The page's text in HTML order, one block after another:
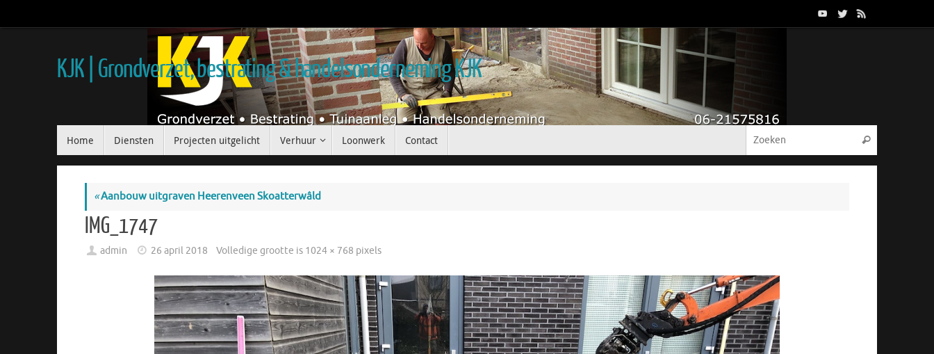
KJK | Grondverzet, bestrating & handelsonderneming KJK
Home Diensten Projecten uitgelicht Verhuur Loonwerk Contact
«Aanbouw uitgraven Heerenveen Skoatterwâld
IMG_1747
admin 26 april 2018 Volledige grootte is 1024 × 768 pixels